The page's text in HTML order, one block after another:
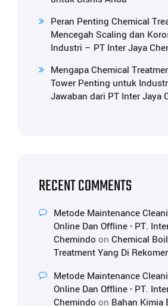
Peran Penting Chemical
Mencegah Scaling dan
Industri – PT Inter Jaya
Mengapa Chemical
Tower Penting untuk
Jawaban dari PT Inter Jaya
RECENT COMMENTS
Metode Maintenance
Online Dan Offline - PT.
Chemindo on Chemical
Treatment Yang Di
Metode Maintenance
Online Dan Offline - PT.
Chemindo on Bahan Kimia